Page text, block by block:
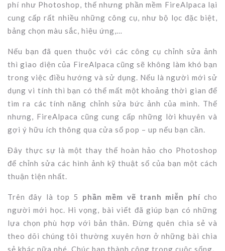
phí như Photoshop, thế nhưng phần mềm FireAlpaca lại
cung cấp rất nhiều những công cụ, như bộ lọc đặc biệt,
bảng chọn màu sắc, hiệu ứng,…
Nếu bạn đã quen thuộc với các công cụ chỉnh sửa ảnh
thì giao diện của FireAlpaca cũng sẽ không làm khó bạn
trong việc điều hướng và sử dụng. Nếu là người mới sử
dụng vi tính thì bạn có thể mất một khoảng thời gian để
tìm ra các tính năng chỉnh sửa bức ảnh của mình. Thế
nhưng, FireAlpaca cũng cung cấp những lời khuyên và
gợi ý hữu ích thông qua cửa sổ pop – up nếu bạn cần.
Đây thực sự là một thay thế hoàn hảo cho Photoshop
để chỉnh sửa các hình ảnh kỹ thuật số của bạn một cách
thuận tiện nhất.
Trên đây là top 5 phần mềm vẽ tranh miễn phí cho
người mới học. Hi vọng, bài viết đã giúp bạn có những
lựa chọn phù hợp với bản thân. Đừng quên chia sẻ và
theo dõi chúng tôi thường xuyên hơn ở những bài chia
sẻ khác nữa nhé. Chúc bạn thành công trong cuộc sống.